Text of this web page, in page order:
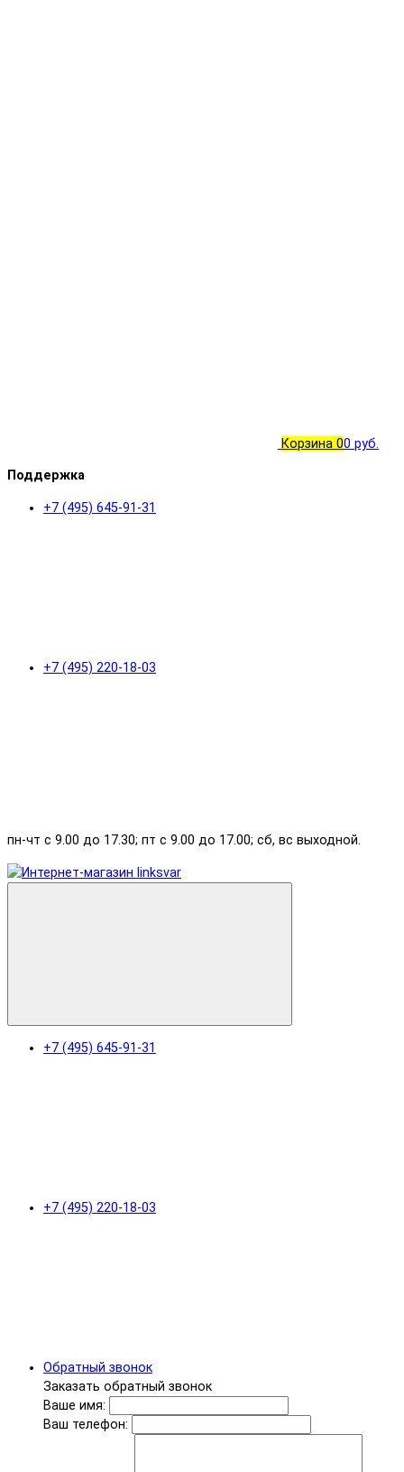
Корзина 00 руб.
Поддержка
+7 (495) 645-91-31
+7 (495) 220-18-03
пн-чт с 9.00 до 17.30; пт с 9.00 до 17.00; сб, вс выходной.
+7 (495) 645-91-31
+7 (495) 220-18-03
Обратный звонок
Заказать обратный звонок
Ваше имя:
Ваш телефон: